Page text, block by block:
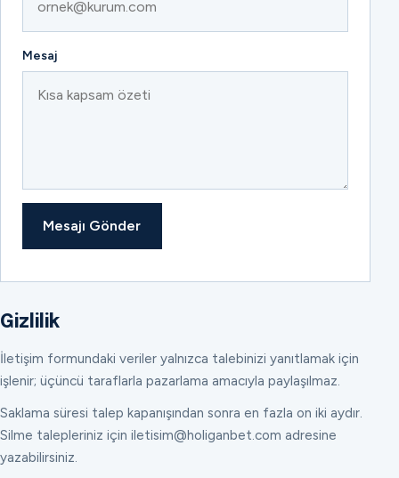
Mesaj
Mesajı Gönder
Gizlilik
İletişim formundaki veriler yalnızca talebinizi yanıtlamak için
işlenir; üçüncü taraflarla pazarlama amacıyla paylaşılmaz.
Saklama süresi talep kapanışından sonra en fazla on iki aydır.
Silme talepleriniz için iletisim@holiganbet.com adresine
yazabilirsiniz.